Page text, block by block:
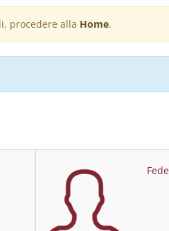
procedere alla Home.